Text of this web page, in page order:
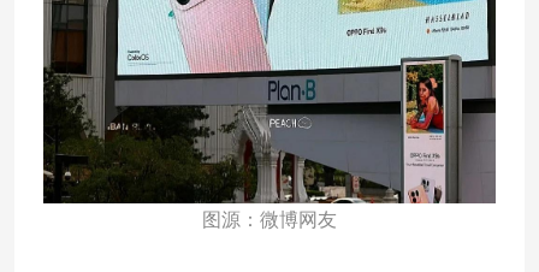
图源：微博网友